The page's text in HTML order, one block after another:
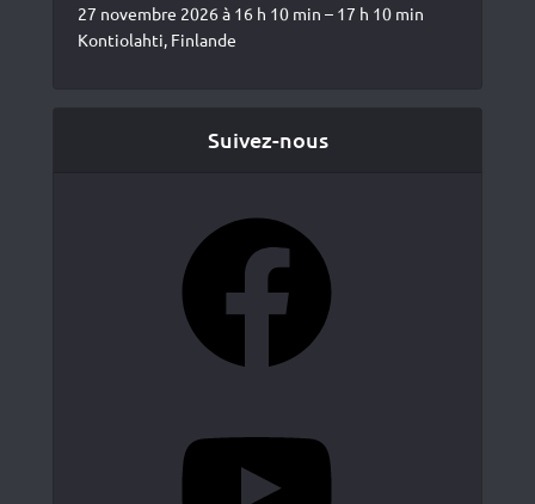
27 novembre 2026 à 16 h 10 min – 17 h 10 min
Kontiolahti, Finlande
Suivez-nous